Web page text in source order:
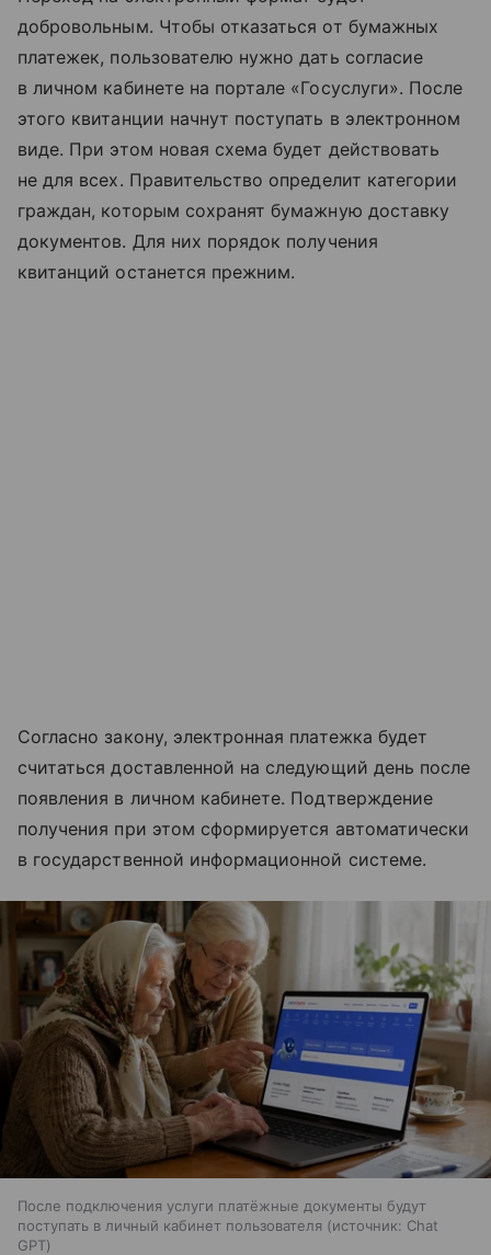
добровольным. Чтобы отказаться от бумажных
платежек, пользователю нужно дать согласие
в личном кабинете на портале «Госуслуги». После
этого квитанции начнут поступать в электронном
виде. При этом новая схема будет действовать
не для всех. Правительство определит категории
граждан, которым сохранят бумажную доставку
документов. Для них порядок получения
квитанций останется прежним.
Согласно закону, электронная платежка будет
считаться доставленной на следующий день после
появления в личном кабинете. Подтверждение
получения при этом сформируется автоматически
в государственной информационной системе.
После подключения услуги платёжные документы будут
поступать в личный кабинет пользователя
источник: Chat
GPT